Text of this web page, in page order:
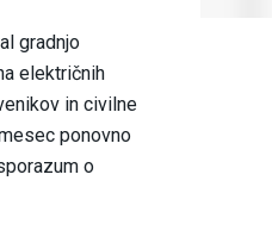
gradnjo
električnih
in civilne
ponovno
o